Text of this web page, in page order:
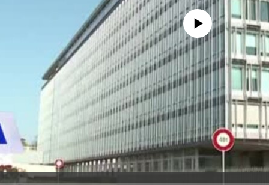
No media source currently